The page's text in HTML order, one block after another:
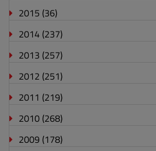
2015 (36)
2014 (237)
2013 (257)
2012 (251)
2011 (219)
2010 (268)
2009 (178)